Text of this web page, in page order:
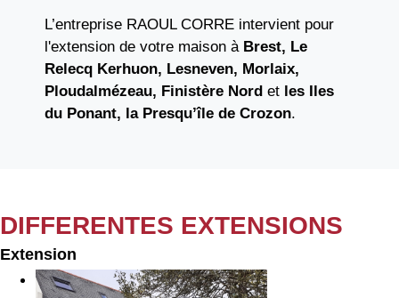
L’entreprise RAOUL CORRE intervient pour
l'extension de votre maison à Brest, Le
Relecq Kerhuon, Lesneven, Morlaix,
Ploudalmézeau, Finistère Nord et les Iles
du Ponant, la Presqu’île de Crozon.
DIFFERENTES EXTENSIONS
Extension